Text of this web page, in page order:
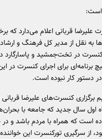
است:
علیرضا قربانی اعلام می‌دارد که
به نقل از مدیر کل فرهنگ و
در تخت‌جمشید و پاسارگارد
برنامه‌ای برای اجرای کنسرت در
دستور کار نبوده است.
برگزاری کنسرت‌های علیرضا
اول سال جدید که جامعه با
است که همراه با مردم باشد و
از سرگیری تورکنسرت‌ این